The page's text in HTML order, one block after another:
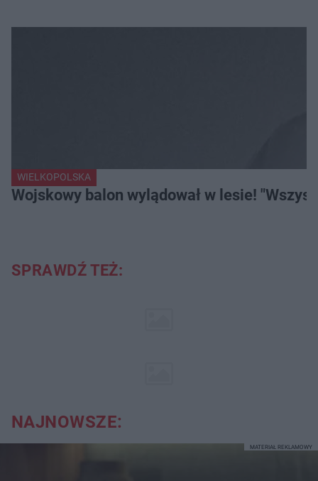
WIELKOPOLSKA
Wojskowy balon wylądował w lesie!
SPRAWDŹ TEŻ:
NAJNOWSZE:
MATERIAŁ REKLAMOWY